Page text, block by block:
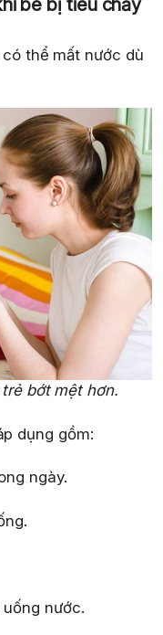
thể mất nước dù
bớt mệt hơn.
dụng gồm:
ngày.
nước.